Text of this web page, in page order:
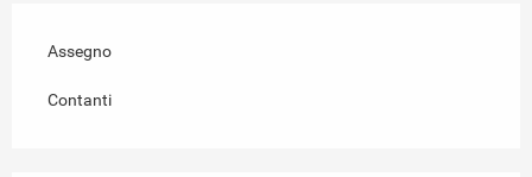
Assegno
Contanti